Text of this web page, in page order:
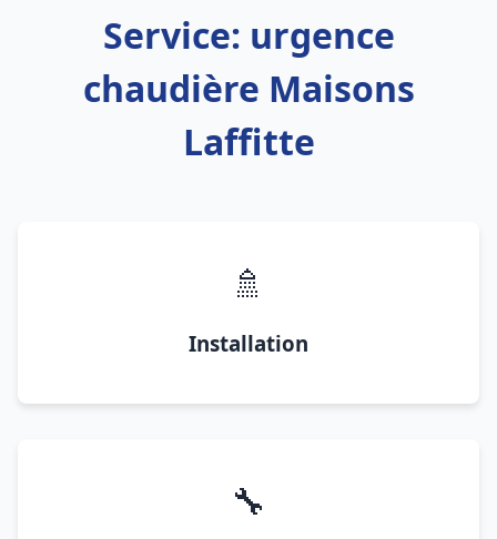
Service: urgence
chaudière Maisons
Laffitte
🚿
Installation
🔧